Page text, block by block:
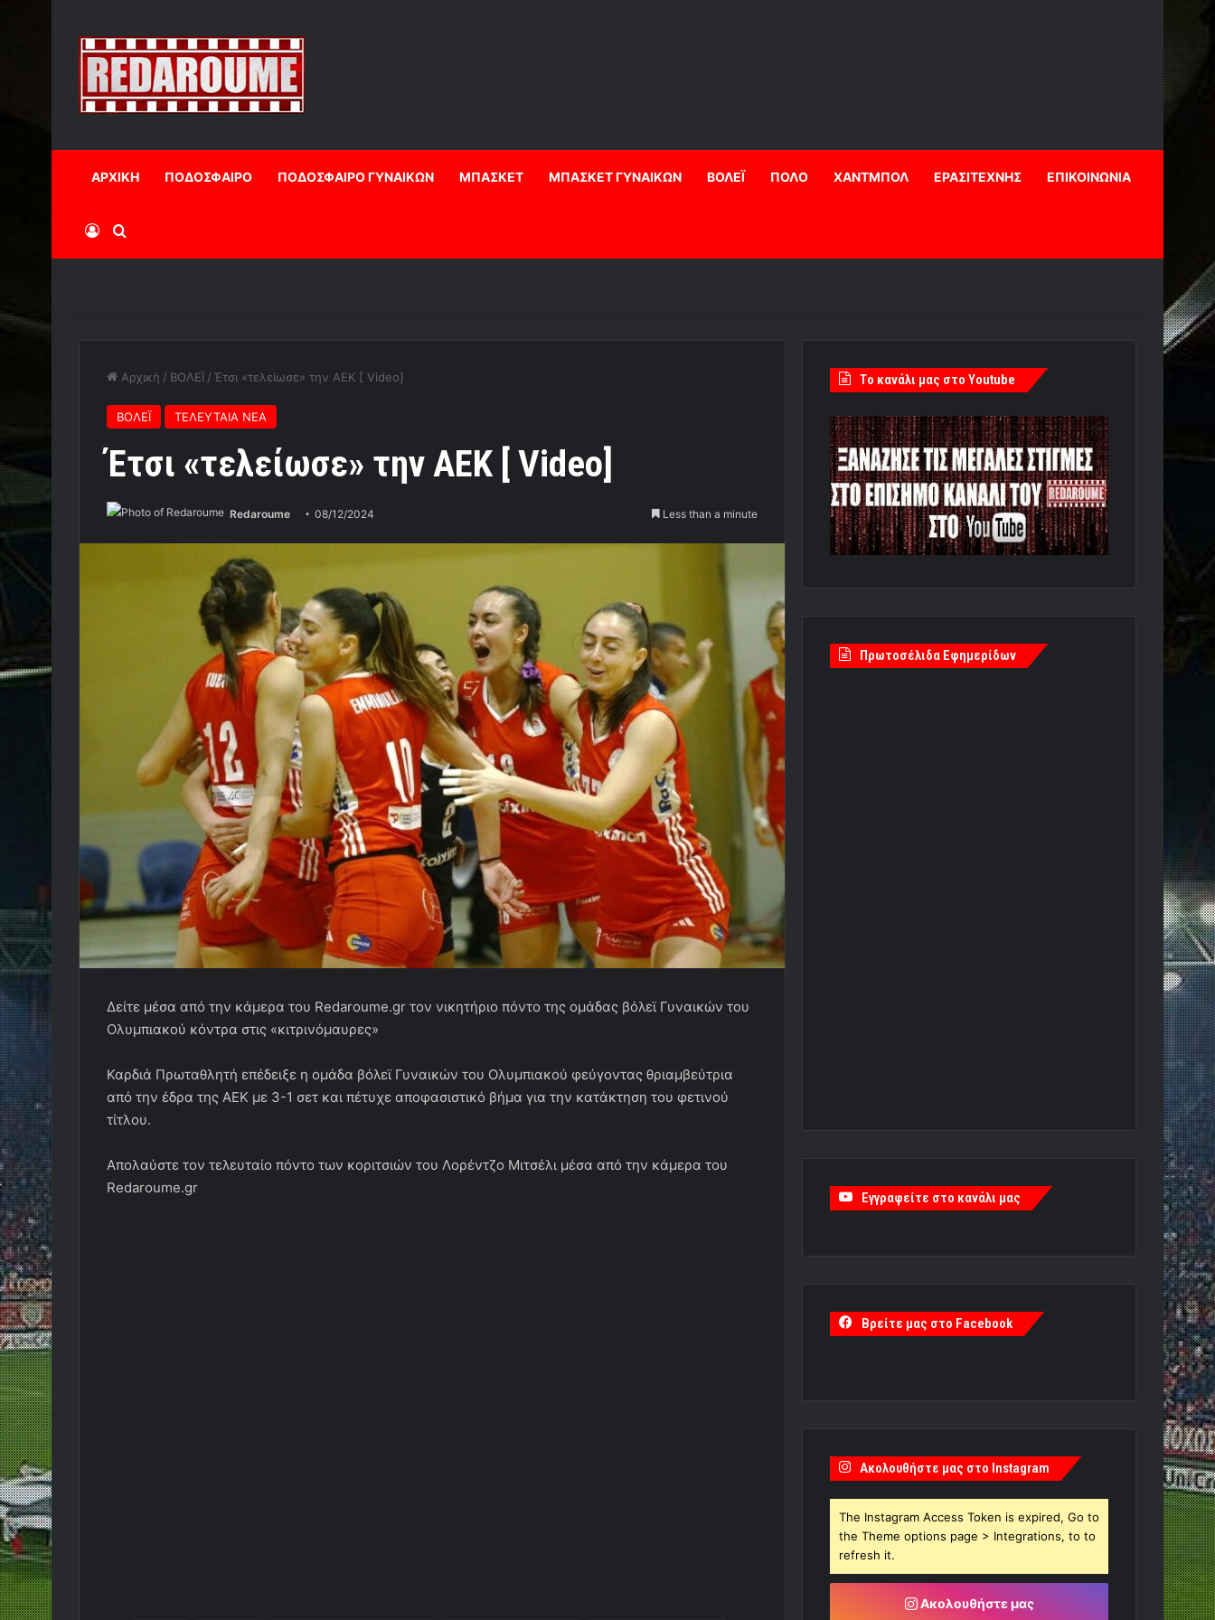
ΑΡΧΙΚΗ ΠΟΔΟΣΦΑΙΡΟ ΠΟΔΟΣΦΑΙΡΟ ΓΥΝΑΙΚΩΝ ΜΠΑΣΚΕΤ ΜΠΑΣΚΕΤ ΓΥΝΑΙΚΩΝ ΒΟΛΕΪ ΠΟΛΟ ΧΑΝΤΜΠΟΛ ΕΡΑΣΙΤΕΧΝΗΣ ΕΠΙΚΟΙΝΩΝΙΑ
Log InΑναζήτηση
Αρχική / ΒΟΛΕΪ / Έτσι «τελείωσε» την ΑΕΚ [ Video]
ΒΟΛΕΪ ΤΕΛΕΥΤΑΙΑ ΝΕΑ
Έτσι «τελείωσε» την ΑΕΚ [ Video]
Redaroume 08/12/2024 Less than a minute
Δείτε μέσα από την κάμερα του Redaroume.gr τον νικητήριο πόντο της ομάδας βόλεϊ Γυναικών του
Ολυμπιακού κόντρα στις «κιτρινόμαυρες»
Καρδιά Πρωταθλητή επέδειξε η ομάδα βόλεϊ Γυναικών του Ολυμπιακού φεύγοντας θριαμβεύτρια
από την έδρα της ΑΕΚ με 3-1 σετ και πέτυχε αποφασιστικό βήμα για την κατάκτηση του φετινού
τίτλου.
Απολαύστε τον τελευταίο πόντο των κοριτσιών του Λορέντζο Μιτσέλι μέσα από την κάμερα του
Redaroume.gr
Tο κανάλι μας στο Youtube
Πρωτοσέλιδα Εφημερίδων
Εγγραφείτε στο κανάλι μας
Βρείτε μας στο Facebook
Ακολουθήστε μας στο Instagram
The Instagram Access Token is expired, Go to
the Theme options page > Integrations, to to
refresh it.
Ακολουθήστε μας